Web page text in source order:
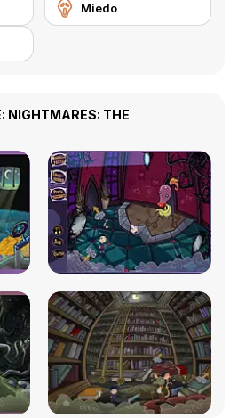
Miedo
NIGHTMARES: THE